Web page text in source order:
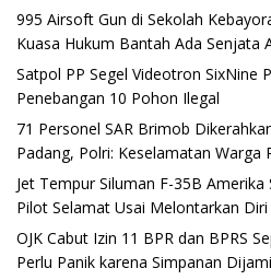
995 Airsoft Gun di Sekolah
Kuasa Hukum Bantah Ada Senjata
Satpol PP Segel Videotron SixNine
Penebangan 10 Pohon Ilegal
71 Personel SAR Brimob
Padang, Polri: Keselamatan Warga
Jet Tempur Siluman F-35B Amerika
Pilot Selamat Usai Melontarkan Diri
OJK Cabut Izin 11 BPR dan BPRS
Perlu Panik karena Simpanan